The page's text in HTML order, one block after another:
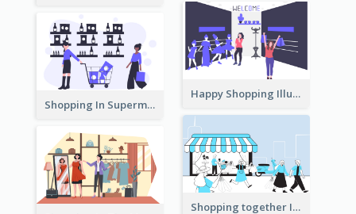
Happy Shopping Illustration
Shopping In Supermarket Illustration
Shopping together Illustration